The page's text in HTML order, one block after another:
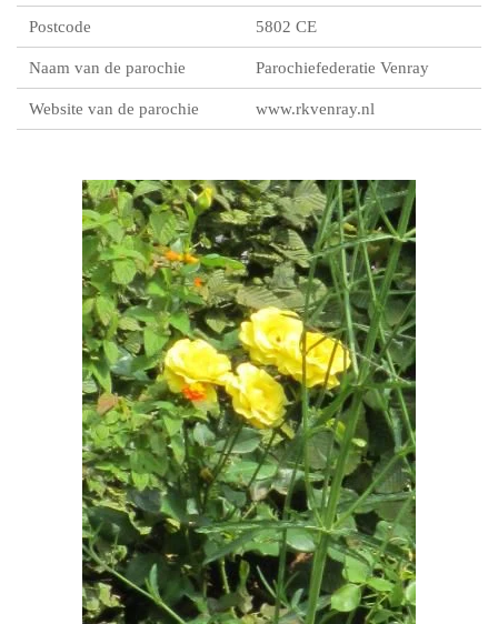
Postcode 5802 CE
Naam van de parochie Parochiefederatie Venray
Website van de parochie www.rkvenray.nl